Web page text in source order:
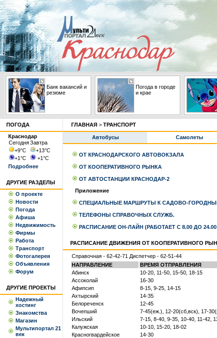
Банк вакансий и
резюме
Погода в городе
и крае
ПОГОДА
Краснодар
СегодняЗавтра
+9°С +13°С
+1°С +1°С
Подробнее
ДРУГИЕ РАЗДЕЛЫ
О проекте
Новости
Погода
Афиша
Недвижимость
Фирмы
Работа
Транспорт
Фотогалерея
Объявления
Форум
ДРУГИЕ ПРОЕКТЫ
Надежный
хостинг
Знакомства
Магазин
Мультипортал 21
век
ГЛАВНАЯ > ТРАНСПОРТ
Автобусы Самолеты
ОТ КРАСНОДАРСКОГО АВТОВОКЗАЛА
ОТ КООПЕРАТИВНОГО РЫНКА
ОТ АВТОСТАНЦИИ КРАСНОДАР-2
Приложение
СПЕЦИАЛЬНЫЕ МАРШРУТЫ К САДОВО-
ТЕЛЕФОНЫ СПРАВОЧНЫХ СЛУЖБ.
РАСПИСАНИЕ ОН-ЛАЙН (РАБОТАЕТ С 8.00 ДО
РАСПИСАНИЕ ДВИЖЕНИЯ ОТ КООПЕРАТИВНОГО
Справочная - 62-42-71 Диспетчер - 62-51-44
НАПРАВЛЕНИЕ
ВРЕМЯ ОТПРАВЛЕНИЯ
Абинск
10-20, 11-50, 15-50, 18-15
Ассоколай
16-30
Афипсип
8-15, 9-25, 14-15
Ахтырский
14-35
Белореченск
12-45
Вочепший
7-45(еж.), 12-20(сб,вск), 17-
Ильский
7-15, 8-40, 9-35, 10-40, 11-42,
Калужская
10-10, 15-20, 18-02
Красногвардейское
14-30